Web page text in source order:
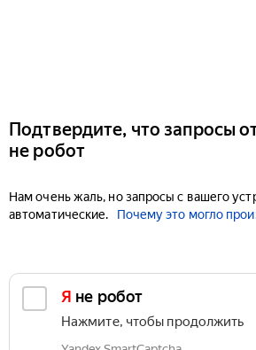
Подтвердите, что запросы
не робот
Нам очень жаль, но запросы с вашего
автоматические.
Почему это могло
Я не робот
Нажмите, чтобы продолжить